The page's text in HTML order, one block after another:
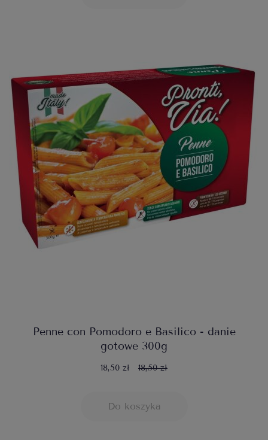
Penne con Pomodoro e Basilico - danie
gotowe 300g
18,50 zł 18,50 zł
Do koszyka